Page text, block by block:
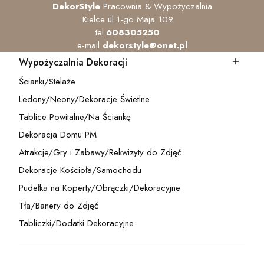
DekorStylePracownia & Wypożyczalnia
Kielce ul.1-go Maja 109
tel.608305250
e-mail dekorstyle@onet.pl
Kategoria - Wypożyczalnia Dekoracji
Wypożyczalnia Dekoracji
Kategoria - Ścianki/Stelaże
Ścianki/Stelaże
Kategoria - Ledony/Neony/Dekoracje Świetlne
Ledony/Neony/Dekoracje Świetlne
Kategoria - Tablice Powitalne/Na Ściankę
Tablice Powitalne/Na Ściankę
Kategoria - Dekoracja Domu PM
Dekoracja Domu PM
Kategoria - Atrakcje/Gry i Zabawy/Rekwizyty do Zdjęć
Atrakcje/Gry i Zabawy/Rekwizyty do Zdjęć
Kategoria - Dekoracje Kościoła/Samochodu
Dekoracje Kościoła/Samochodu
Kategoria - Pudełka na Koperty/Obrączki/Dekoracyjne
Pudełka na Koperty/Obrączki/Dekoracyjne
Kategoria - Tła/Banery do Zdjęć
Tła/Banery do Zdjęć
Kategoria - Tabliczki/Dodatki Dekoracyjne
Tabliczki/Dodatki Dekoracyjne